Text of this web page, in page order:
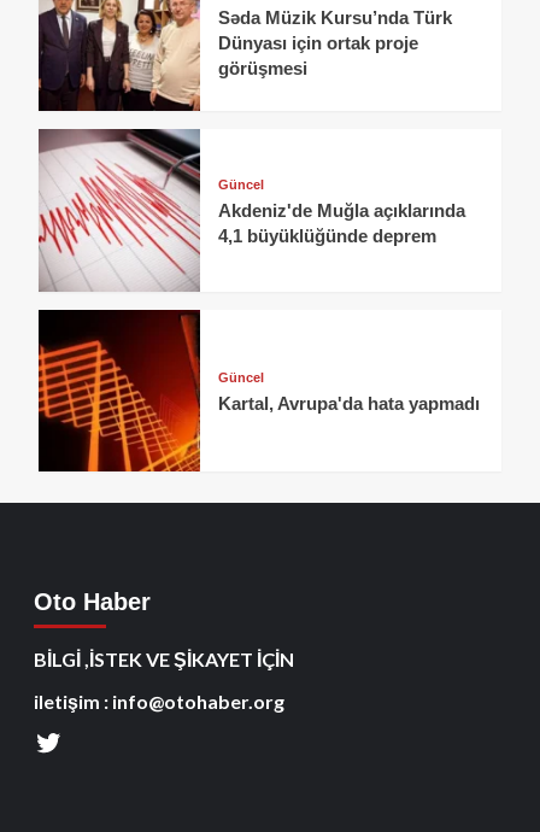
Səda Müzik Kursu’nda Türk
Dünyası için ortak proje
görüşmesi
Güncel
Akdeniz'de Muğla açıklarında
4,1 büyüklüğünde deprem
Güncel
Kartal, Avrupa'da hata yapmadı
Oto Haber
BİLGİ ,İSTEK VE ŞİKAYET İÇİN
iletişim : info@otohaber.org